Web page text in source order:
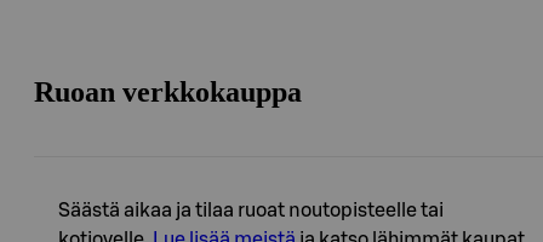
Ruoan verkkokauppa
Säästä aikaa ja tilaa ruoat noutopisteelle tai